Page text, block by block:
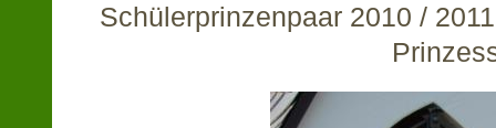
Schülerprinzenpaar 2010 /